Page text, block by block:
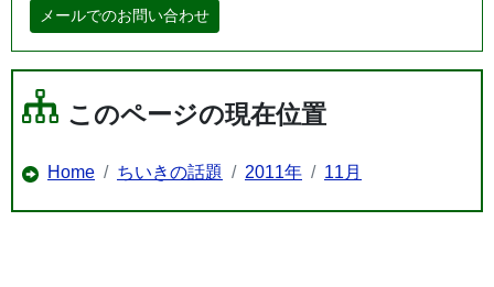
メールでのお問い合わせ
このページの現在位置
Home ちいきの話題 2011年 11月